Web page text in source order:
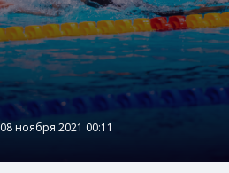
08 ноября 2021 00:11